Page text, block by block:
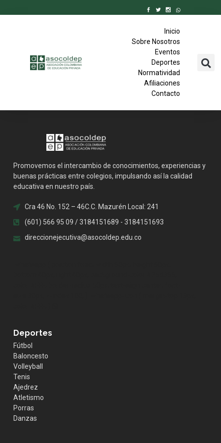
Inicio
Sobre Nosotros
Eventos
Deportes
Normatividad
Afiliaciones
Contacto
Promovemos el intercambio de conocimientos, experiencias y
buenas prácticas entre colegios, impulsando así la calidad
educativa en nuestro país.
Cra 46 No. 152 – 46C.C. Mazurén Local: 241
(601) 566 95 09 / 3184151689 - 3184151693
direccionejecutiva@asocoldep.edu.co
Deportes
Fútbol
Baloncesto
Volleyball
Tenis
Ajedrez
Atletismo
Porras
Danzas